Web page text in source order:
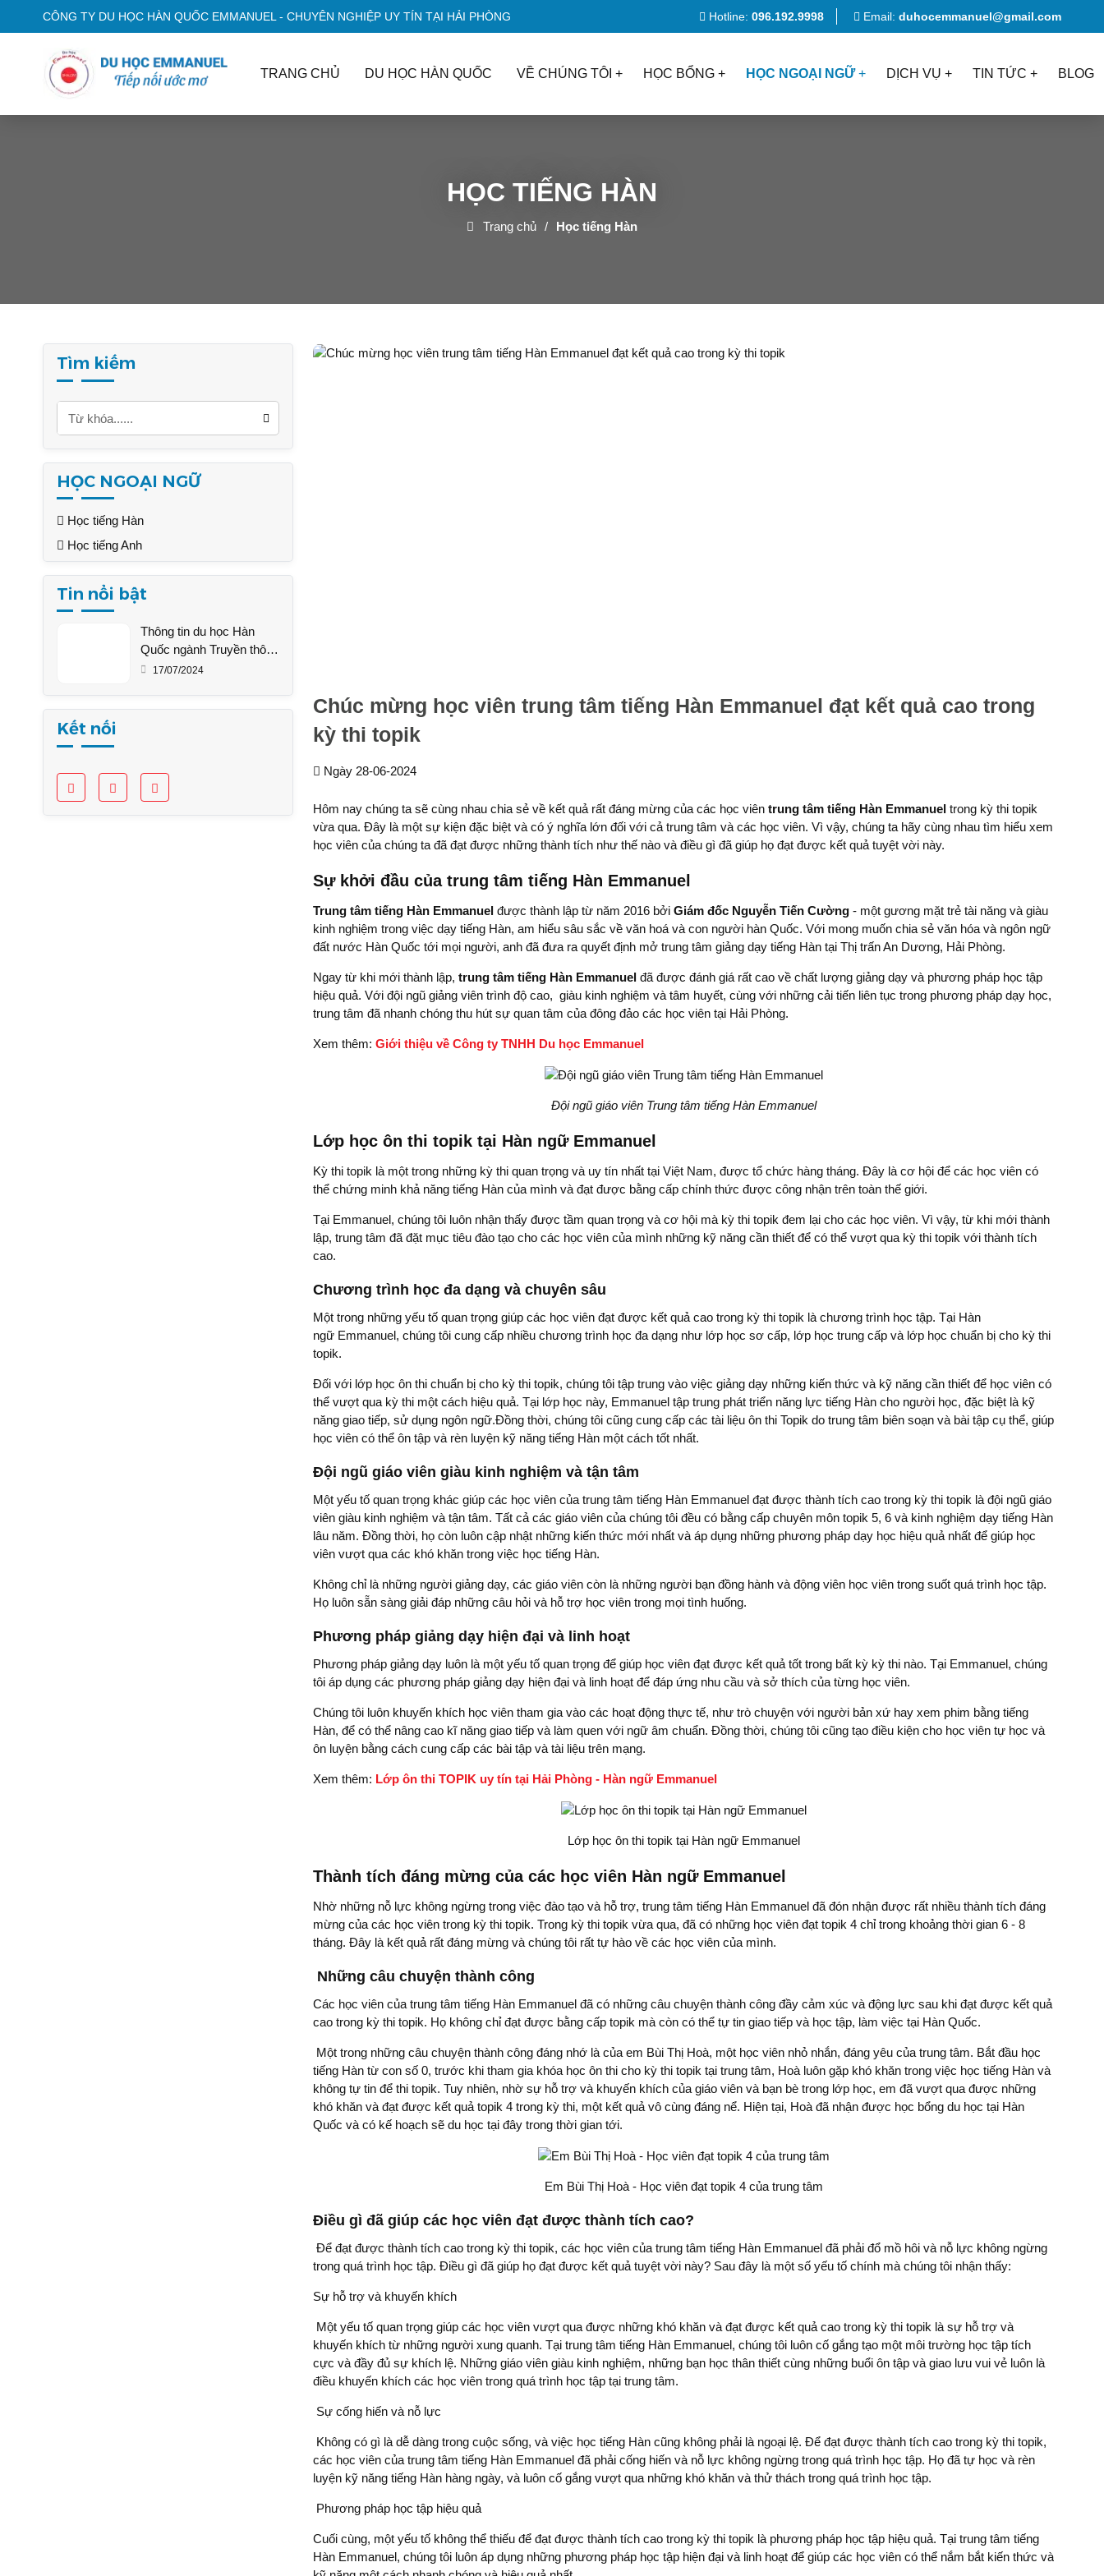
CÔNG TY DU HỌC HÀN QUỐC EMMANUEL - CHUYÊN NGHIỆP UY TÍN TẠI HẢI PHÒNG Hotline: 096.192.9998 Email: duhocemmanuel@gmail.com
TRANG CHỦ DU HỌC HÀN QUỐC VỀ CHÚNG TÔI HỌC BỔNG HỌC NGOẠI NGỮ DỊCH VỤ TIN TỨC BLOG
HỌC TIẾNG HÀN
Trang chủ Học tiếng Hàn
Chúc mừng học viên trung tâm tiếng Hàn Emmanuel đạt kết quả cao trong
kỳ thi topik
Ngày 28-06-2024
Hôm nay chúng ta sẽ cùng nhau chia sẻ về kết quả rất đáng mừng của các học viên trung tâm tiếng Hàn Emmanuel trong kỳ thi topik
vừa qua. Đây là một sự kiện đặc biệt và có ý nghĩa lớn đối với cả trung tâm và các học viên. Vì vậy, chúng ta hãy cùng nhau tìm hiểu xem
học viên của chúng ta đã đạt được những thành tích như thế nào và điều gì đã giúp họ đạt được kết quả tuyệt vời này.
Sự khởi đầu của trung tâm tiếng Hàn Emmanuel
Trung tâm tiếng Hàn Emmanuel được thành lập từ năm 2016 bởi Giám đốc Nguyễn Tiến Cường - một gương mặt trẻ tài năng và giàu
kinh nghiệm trong việc dạy tiếng Hàn, am hiểu sâu sắc về văn hoá và con người hàn Quốc. Với mong muốn chia sẻ văn hóa và ngôn ngữ
đất nước Hàn Quốc tới mọi người, anh đã đưa ra quyết định mở trung tâm giảng dạy tiếng Hàn tại Thị trấn An Dương, Hải Phòng.
Ngay từ khi mới thành lập, trung tâm tiếng Hàn Emmanuel đã được đánh giá rất cao về chất lượng giảng dạy và phương pháp học tập
hiệu quả. Với đội ngũ giảng viên trình độ cao, giàu kinh nghiệm và tâm huyết, cùng với những cải tiến liên tục trong phương pháp dạy học,
trung tâm đã nhanh chóng thu hút sự quan tâm của đông đảo các học viên tại Hải Phòng.
Xem thêm: Giới thiệu về Công ty TNHH Du học Emmanuel
Đội ngũ giáo viên Trung tâm tiếng Hàn Emmanuel
Lớp học ôn thi topik tại Hàn ngữ Emmanuel
Kỳ thi topik là một trong những kỳ thi quan trọng và uy tín nhất tại Việt Nam, được tổ chức hàng tháng. Đây là cơ hội để các học viên có
thể chứng minh khả năng tiếng Hàn của mình và đạt được bằng cấp chính thức được công nhận trên toàn thế giới.
Tại Emmanuel, chúng tôi luôn nhận thấy được tầm quan trọng và cơ hội mà kỳ thi topik đem lại cho các học viên. Vì vậy, từ khi mới thành
lập, trung tâm đã đặt mục tiêu đào tạo cho các học viên của mình những kỹ năng cần thiết để có thể vượt qua kỳ thi topik với thành tích
cao.
Chương trình học đa dạng và chuyên sâu
Một trong những yếu tố quan trọng giúp các học viên đạt được kết quả cao trong kỳ thi topik là chương trình học tập. Tại Hàn
ngữ Emmanuel, chúng tôi cung cấp nhiều chương trình học đa dạng như lớp học sơ cấp, lớp học trung cấp và lớp học chuẩn bị cho kỳ thi
topik.
Đối với lớp học ôn thi chuẩn bị cho kỳ thi topik, chúng tôi tập trung vào việc giảng dạy những kiến thức và kỹ năng cần thiết để học viên có
thể vượt qua kỳ thi một cách hiệu quả. Tại lớp học này, Emmanuel tập trung phát triển năng lực tiếng Hàn cho người học, đặc biệt là kỹ
năng giao tiếp, sử dụng ngôn ngữ.Đồng thời, chúng tôi cũng cung cấp các tài liệu ôn thi Topik do trung tâm biên soạn và bài tập cụ thể, giúp
học viên có thể ôn tập và rèn luyện kỹ năng tiếng Hàn một cách tốt nhất.
Đội ngũ giáo viên giàu kinh nghiệm và tận tâm
Một yếu tố quan trọng khác giúp các học viên của trung tâm tiếng Hàn Emmanuel đạt được thành tích cao trong kỳ thi topik là đội ngũ giáo
viên giàu kinh nghiệm và tận tâm. Tất cả các giáo viên của chúng tôi đều có bằng cấp chuyên môn topik 5, 6 và kinh nghiệm dạy tiếng Hàn
lâu năm. Đồng thời, họ còn luôn cập nhật những kiến thức mới nhất và áp dụng những phương pháp dạy học hiệu quả nhất để giúp học
viên vượt qua các khó khăn trong việc học tiếng Hàn.
Không chỉ là những người giảng dạy, các giáo viên còn là những người bạn đồng hành và động viên học viên trong suốt quá trình học tập.
Họ luôn sẵn sàng giải đáp những câu hỏi và hỗ trợ học viên trong mọi tình huống.
Phương pháp giảng dạy hiện đại và linh hoạt
Phương pháp giảng dạy luôn là một yếu tố quan trọng để giúp học viên đạt được kết quả tốt trong bất kỳ kỳ thi nào. Tại Emmanuel, chúng
tôi áp dụng các phương pháp giảng dạy hiện đại và linh hoạt để đáp ứng nhu cầu và sở thích của từng học viên.
Chúng tôi luôn khuyến khích học viên tham gia vào các hoạt động thực tế, như trò chuyện với người bản xứ hay xem phim bằng tiếng
Hàn, để có thể nâng cao kĩ năng giao tiếp và làm quen với ngữ âm chuẩn. Đồng thời, chúng tôi cũng tạo điều kiện cho học viên tự học và
ôn luyện bằng cách cung cấp các bài tập và tài liệu trên mạng.
Xem thêm: Lớp ôn thi TOPIK uy tín tại Hải Phòng - Hàn ngữ Emmanuel
Lớp học ôn thi topik tại Hàn ngữ Emmanuel
Thành tích đáng mừng của các học viên Hàn ngữ Emmanuel
Nhờ những nỗ lực không ngừng trong việc đào tạo và hỗ trợ, trung tâm tiếng Hàn Emmanuel đã đón nhận được rất nhiều thành tích đáng
mừng của các học viên trong kỳ thi topik. Trong kỳ thi topik vừa qua, đã có những học viên đạt topik 4 chỉ trong khoảng thời gian 6 - 8
tháng. Đây là kết quả rất đáng mừng và chúng tôi rất tự hào về các học viên của mình.
Những câu chuyện thành công
Các học viên của trung tâm tiếng Hàn Emmanuel đã có những câu chuyện thành công đầy cảm xúc và động lực sau khi đạt được kết quả
cao trong kỳ thi topik. Họ không chỉ đạt được bằng cấp topik mà còn có thể tự tin giao tiếp và học tập, làm việc tại Hàn Quốc.
Một trong những câu chuyện thành công đáng nhớ là của em Bùi Thị Hoà, một học viên nhỏ nhắn, đáng yêu của trung tâm. Bắt đầu học
tiếng Hàn từ con số 0, trước khi tham gia khóa học ôn thi cho kỳ thi topik tại trung tâm, Hoà luôn gặp khó khăn trong việc học tiếng Hàn và
không tự tin để thi topik. Tuy nhiên, nhờ sự hỗ trợ và khuyến khích của giáo viên và bạn bè trong lớp học, em đã vượt qua được những
khó khăn và đạt được kết quả topik 4 trong kỳ thi, một kết quả vô cùng đáng nể. Hiện tại, Hoà đã nhận được học bổng du học tại Hàn
Quốc và có kế hoạch sẽ du học tại đây trong thời gian tới.
Em Bùi Thị Hoà - Học viên đạt topik 4 của trung tâm
Điều gì đã giúp các học viên đạt được thành tích cao?
Để đạt được thành tích cao trong kỳ thi topik, các học viên của trung tâm tiếng Hàn Emmanuel đã phải đổ mồ hôi và nỗ lực không ngừng
trong quá trình học tập. Điều gì đã giúp họ đạt được kết quả tuyệt vời này? Sau đây là một số yếu tố chính mà chúng tôi nhận thấy:
Sự hỗ trợ và khuyến khích
Một yếu tố quan trọng giúp các học viên vượt qua được những khó khăn và đạt được kết quả cao trong kỳ thi topik là sự hỗ trợ và
khuyến khích từ những người xung quanh. Tại trung tâm tiếng Hàn Emmanuel, chúng tôi luôn cố gắng tạo một môi trường học tập tích
cực và đầy đủ sự khích lệ. Những giáo viên giàu kinh nghiệm, những bạn học thân thiết cùng những buổi ôn tập và giao lưu vui vẻ luôn là
điều khuyến khích các học viên trong quá trình học tập tại trung tâm.
Sự cống hiến và nỗ lực
Không có gì là dễ dàng trong cuộc sống, và việc học tiếng Hàn cũng không phải là ngoại lệ. Để đạt được thành tích cao trong kỳ thi topik,
các học viên của trung tâm tiếng Hàn Emmanuel đã phải cống hiến và nỗ lực không ngừng trong quá trình học tập. Họ đã tự học và rèn
luyện kỹ năng tiếng Hàn hàng ngày, và luôn cố gắng vượt qua những khó khăn và thử thách trong quá trình học tập.
Phương pháp học tập hiệu quả
Cuối cùng, một yếu tố không thể thiếu để đạt được thành tích cao trong kỳ thi topik là phương pháp học tập hiệu quả. Tại trung tâm tiếng
Hàn Emmanuel, chúng tôi luôn áp dụng những phương pháp học tập hiện đại và linh hoạt để giúp các học viên có thể nắm bắt kiến thức và
Tìm kiếm
HỌC NGOẠI NGỮ
Học tiếng Hàn
Học tiếng Anh
Tin nổi bật
Thông tin du học Hàn
Quốc ngành Truyền thông
từ A – Z
17/07/2024
Kết nối